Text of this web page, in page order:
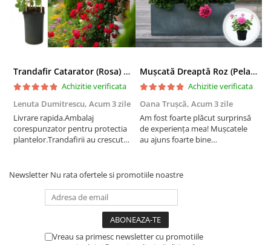
Trandafir Catarator (Rosa) Red Climber - 75cm
Achizitie verificata
Lenuta Dumitrescu, Acum 3 zile
Livrare rapida.Ambalaj
corespunzator pentru protectia
plantelor.Trandafirii au crescut
Mușcată Dreaptă Roz (Pelargonium Zonale)
Achizitie verificata
Oana Trușcă, Acum 3 zile
Am fost foarte plăcut surprinsă
de experiența mea! Mușcatele
au ajuns foarte bine
transportului. Se vede că au fost
Newsletter Nu rata ofertele si promotiile noastre
Vreau sa primesc newsletter cu promotiile